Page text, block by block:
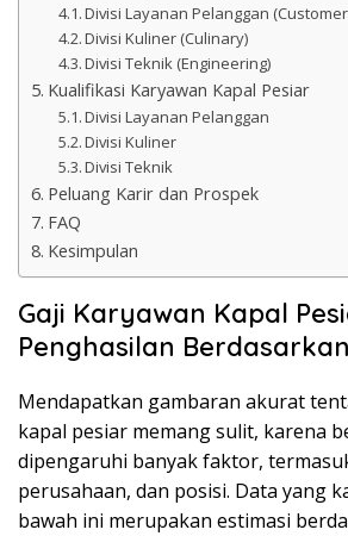
Divisi Layanan Pelanggan
Divisi Kuliner (Culinary)
Divisi Teknik (Engineering)
Kualifikasi Karyawan Kapal Pesiar
Divisi Layanan Pelanggan
Divisi Kuliner
Divisi Teknik
Peluang Karir dan Prospek
FAQ
Kesimpulan
Gaji Karyawan Kapal
Penghasilan
Mendapatkan gambaran akurat
kapal pesiar memang sulit, karena
dipengaruhi banyak faktor,
perusahaan, dan posisi. Data yang
bawah ini merupakan estimasi